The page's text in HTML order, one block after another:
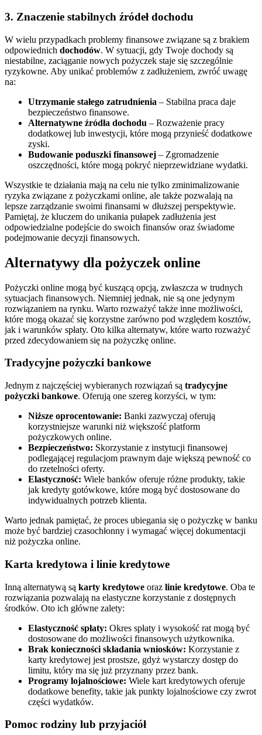
3. Znaczenie stabilnych źródeł dochodu
W wielu przypadkach problemy finansowe związane są z brakiem
odpowiednich dochodów. W sytuacji, gdy Twoje dochody są
niestabilne, zaciąganie nowych pożyczek staje się szczególnie
ryzykowne. Aby unikać problemów z zadłużeniem, zwróć uwagę
na:
Utrzymanie stałego zatrudnienia – Stabilna praca daje
bezpieczeństwo finansowe.
Alternatywne źródła dochodu – Rozważenie pracy
dodatkowej lub inwestycji, które mogą przynieść dodatkowe
zyski.
Budowanie poduszki finansowej – Zgromadzenie
oszczędności, które mogą pokryć nieprzewidziane wydatki.
Wszystkie te działania mają na celu nie tylko zminimalizowanie
ryzyka związane z pożyczkami online, ale także pozwalają na
lepsze zarządzanie swoimi finansami w dłuższej perspektywie.
Pamiętaj, że kluczem do unikania pułapek zadłużenia jest
odpowiedzialne podejście do swoich finansów oraz świadome
podejmowanie decyzji finansowych.
Alternatywy dla pożyczek online
Pożyczki online mogą być kuszącą opcją, zwłaszcza w trudnych
sytuacjach finansowych. Niemniej jednak, nie są one jedynym
rozwiązaniem na rynku. Warto rozważyć także inne możliwości,
które mogą okazać się korzystne zarówno pod względem kosztów,
jak i warunków spłaty. Oto kilka alternatyw, które warto rozważyć
przed zdecydowaniem się na pożyczkę online.
Tradycyjne pożyczki bankowe
Jednym z najczęściej wybieranych rozwiązań są tradycyjne
pożyczki bankowe. Oferują one szereg korzyści, w tym:
Niższe oprocentowanie: Banki zazwyczaj oferują
korzystniejsze warunki niż większość platform
pożyczkowych online.
Bezpieczeństwo: Skorzystanie z instytucji finansowej
podlegającej regulacjom prawnym daje większą pewność co
do rzetelności oferty.
Elastyczność: Wiele banków oferuje różne produkty, takie
jak kredyty gotówkowe, które mogą być dostosowane do
indywidualnych potrzeb klienta.
Warto jednak pamiętać, że proces ubiegania się o pożyczkę w banku
może być bardziej czasochłonny i wymagać więcej dokumentacji
niż pożyczka online.
Karta kredytowa i linie kredytowe
Inną alternatywą są karty kredytowe oraz linie kredytowe. Oba te
rozwiązania pozwalają na elastyczne korzystanie z dostępnych
środków. Oto ich główne zalety:
Elastyczność spłaty: Okres spłaty i wysokość rat mogą być
dostosowane do możliwości finansowych użytkownika.
Brak konieczności składania wniosków: Korzystanie z
karty kredytowej jest prostsze, gdyż wystarczy dostęp do
limitu, który ma się już przyznany przez bank.
Programy lojalnościowe: Wiele kart kredytowych oferuje
dodatkowe benefity, takie jak punkty lojalnościowe czy zwrot
części wydatków.
Pomoc rodziny lub przyjaciół